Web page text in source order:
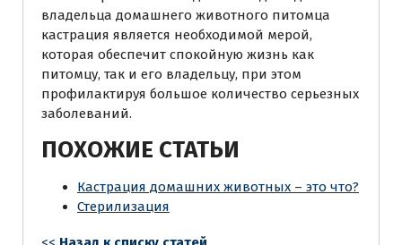
владельца домашнего животного питомца
кастрация является необходимой мерой,
которая обеспечит спокойную жизнь как
питомцу, так и его владельцу, при этом
профилактируя большое количество серьезных
заболеваний.
ПОХОЖИЕ СТАТЬИ
Кастрация домашних животных – это что?
Стерилизация